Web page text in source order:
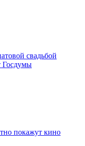
свадьбой
Госдумы
покажут кино